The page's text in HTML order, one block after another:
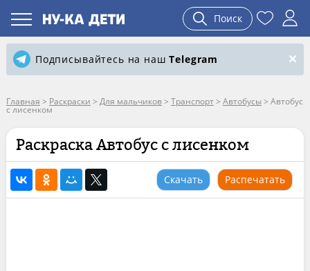
Поиск
Подписывайтесь на нашTelegram
Главная > Раскраски > Для мальчиков> Транспорт> Автобусы > Автобус
с лисенком
Раскраска Автобус с лисенком
Скачать Распечатать